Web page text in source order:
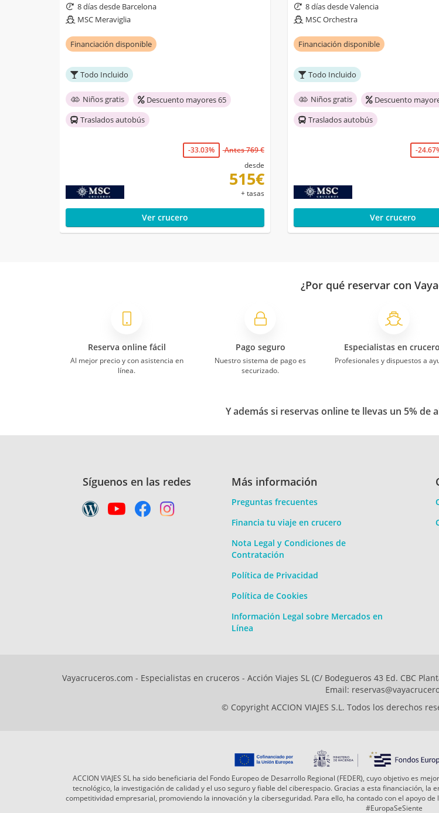
8 días desde Barcelona
MSC Meraviglia
Financiación disponible
Todo Incluido
Niños gratis
Descuento mayores 65
Traslados autobús
-33.03%
Antes 769 €
desde
515€
+ tasas
Ver crucero
8 días desde Valencia
MSC Orchestra
Financiación disponible
Todo Incluido
Niños gratis
Descuento
Traslados autobús
-
Ver crucero
¿Por qué reservar con
Reserva online fácil
Al mejor precio y con asistencia en
línea.
Pago seguro
Nuestro sistema de pago es
securizado.
Especialistas en
Profesionales y dispuestos a
Y además si reservas online te llevas un 5%
Síguenos en las redes Más información
Preguntas frecuentes
Financia tu viaje en crucero
Nota Legal y Condiciones de
Contratación
Política de Privacidad
Política de Cookies
Información Legal sobre Mercados en
Línea
Vayacruceros.com - Especialistas en cruceros - Acción Viajes SL (C/ Bodegueros 43 Ed. CBC
Email:
© Copyright ACCION VIAJES S.L. Todos los derechos
ACCION VIAJES SL ha sido beneficiaria del Fondo Europeo de Desarrollo Regional (FEDER), cuyo objetivo es
tecnológico, la investigación de calidad y el uso seguro y fiable del ciberespacio. Gracias a esta financiación,
competitividad empresarial, promoviendo la innovación y la ciberseguridad. Para ello, ha contado con el apoyo
#EuropaSeSiente